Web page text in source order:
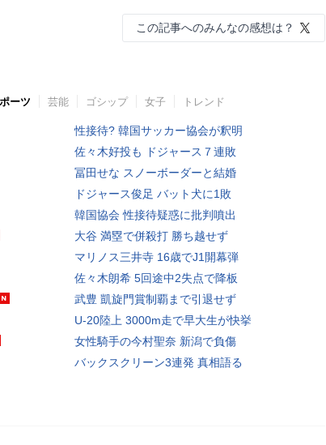
この記事へのみんなの感想は？
ーツ 芸能 ゴシップ 女子 トレンド
性接待? 韓国サッカー協会が釈明
佐々木好投も ドジャース７連敗
冨田せな スノーボーダーと結婚
ドジャース俊足 バット犬に1敗
韓国協会 性接待疑惑に批判噴出
大谷 満塁で併殺打 勝ち越せず
マリノス三井寺 16歳でJ1開幕弾
佐々木朗希 5回途中2失点で降板
武豊 凱旋門賞制覇まで引退せず
U-20陸上 3000m走で早大生が快挙
女性騎手の今村聖奈 新潟で負傷
バックスクリーン3連発 真相語る